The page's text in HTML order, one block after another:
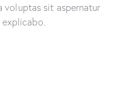
voluptas sit aspernatur